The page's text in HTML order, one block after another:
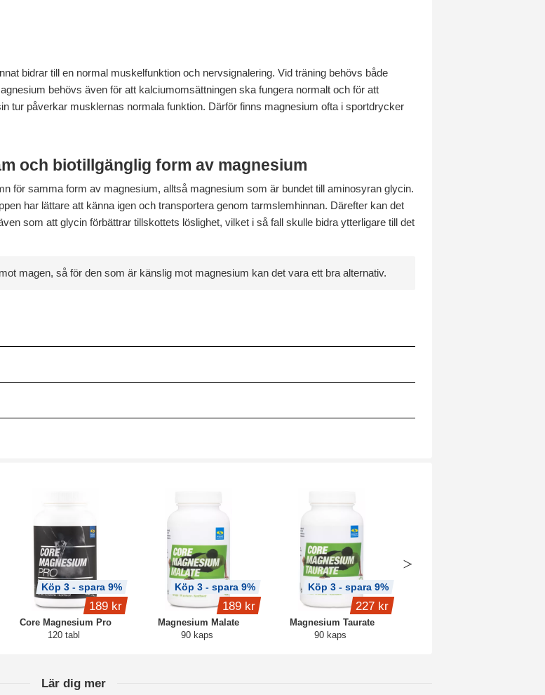
bidrar till en normal muskelfunktion och nervsignalering. Vid träning behövs både
behövs även för att kalciumomsättningen ska fungera normalt och för att
tur påverkar musklernas normala funktion. Därför finns magnesium ofta i sportdrycker
och biotillgänglig form av magnesium
för samma form av magnesium, alltså magnesium som är bundet till aminosyran glycin.
har lättare att känna igen och transportera genom tarmslemhinnan. Därefter kan det
som att glycin förbättrar tillskottets löslighet, vilket i så fall skulle bidra ytterligare till det
magen, så för den som är känslig mot magnesium kan det vara ett bra alternativ.
Core Magnesium Pro
120 tabl
Köp 3 - spara 9%
189 kr
Magnesium Malate
90 kaps
Köp 3 - spara 9%
189 kr
Magnesium Taurate
90 kaps
Köp 3 - spara 9%
227 kr
Lär dig mer